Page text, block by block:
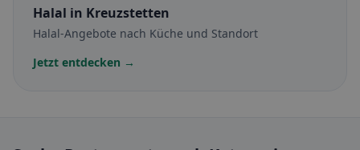
Halal in Kreuzstetten
Halal-Angebote nach Küche und Standort
Jetzt entdecken →